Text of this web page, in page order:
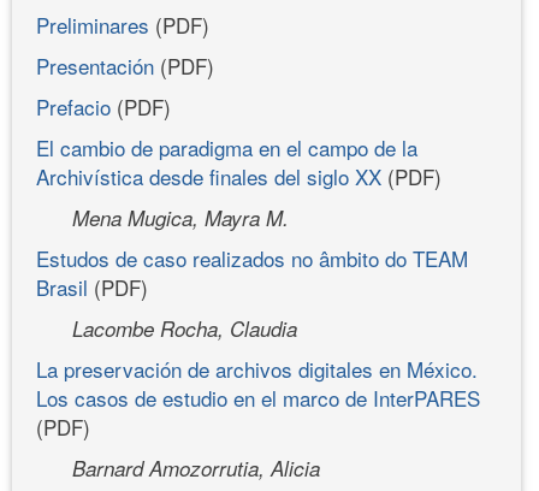
Preliminares (PDF)
Presentación (PDF)
Prefacio (PDF)
El cambio de paradigma en el campo de la
Archivística desde finales del siglo XX (PDF)
Mena Mugica, Mayra M.
Estudos de caso realizados no âmbito do TEAM
Brasil (PDF)
Lacombe Rocha, Claudia
La preservación de archivos digitales en México.
Los casos de estudio en el marco de InterPARES
(PDF)
Barnard Amozorrutia, Alicia